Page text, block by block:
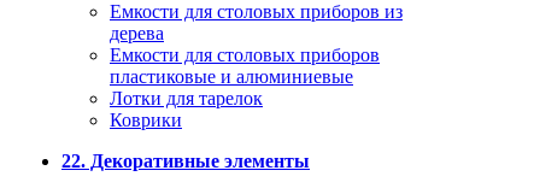
Емкости для столовых приборов из
дерева
Емкости для столовых приборов
пластиковые и алюминиевые
Лотки для тарелок
Коврики
22. Декоративные элементы